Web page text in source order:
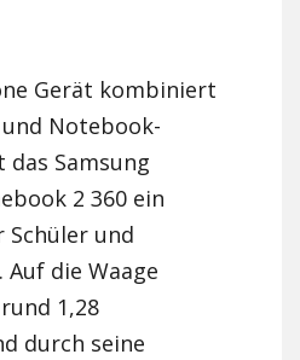
Gerät kombiniert
Notebook-
Samsung
2 360 ein
und
die Waage
1,28
durch seine